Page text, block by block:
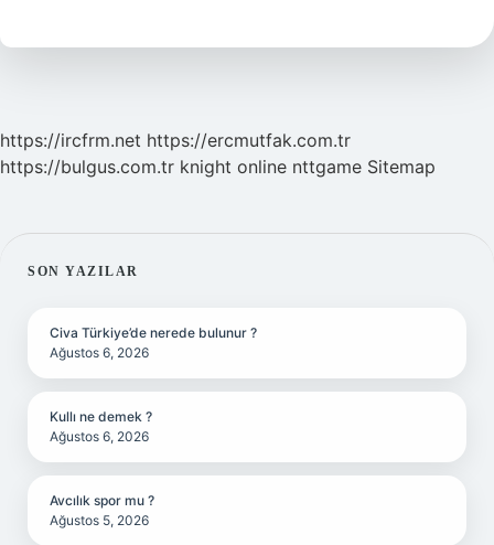
Midir
https://ircfrm.net https://ercmutfak.com.tr
https://bulgus.com.tr knight online nttgame Sitemap
SIDEBAR
SON YAZILAR
Civa Türkiye’de nerede bulunur ?
Ağustos 6, 2026
Kullı ne demek ?
Ağustos 6, 2026
Avcılık spor mu ?
Ağustos 5, 2026